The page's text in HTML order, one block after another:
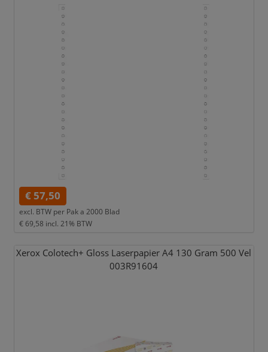
€ 57,50
excl. BTW per Pak a 2000 Blad
€ 69,58 incl. 21% BTW
Xerox Colotech+ Gloss Laserpapier A4 130 Gram 500 Vel
003R91604